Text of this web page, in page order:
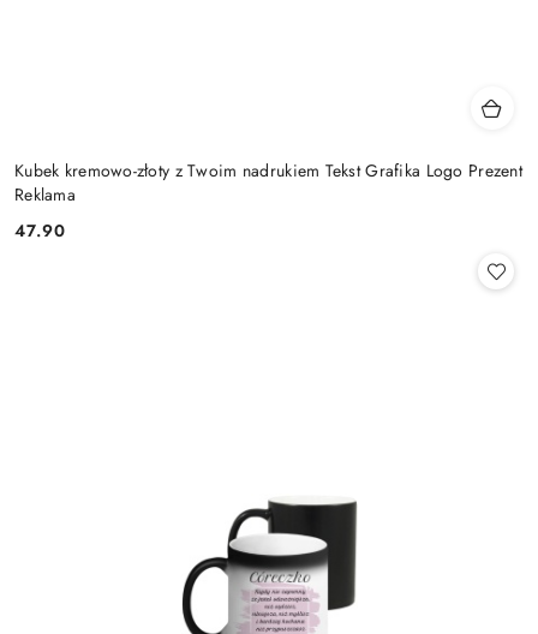
Kubek kremowo-złoty z Twoim nadrukiem Tekst Grafika Logo Prezent
Reklama
Cena:
47.90